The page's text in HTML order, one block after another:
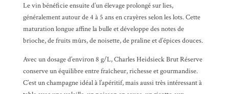
Le vin bénéficie ensuite d’un élevage prolongé sur lies,
généralement autour de 4 à 5 ans en crayères selon les lots. Cette
maturation longue affine la bulle et développe des notes de
brioche, de fruits mûrs, de noisette, de praline et d’épices douces.
Avec un dosage d’environ 8 g/L, Charles Heidsieck Brut Réserve
conserve un équilibre entre fraîcheur, richesse et gourmandise.
C’est un champagne idéal à l’apéritif, mais aussi très intéressant à